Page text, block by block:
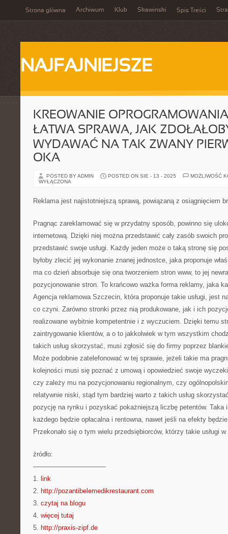
Strona główna Archiwum Klub Skawinski Spis Treści
NAJFAJNIEJSZE
KREOWANIE
ŁATWA SPRAWA, JAK
WYDAWAĆ NA TAK ZWANY
OKA
POSTED BY ADMIN POSTED ON SIE - 13 - 2025
MOŻLIWOŚĆ
WYŁĄCZONA
Reklama jest najistotniejszą sprawą, powiązaną z osiągnięciem
Pragnąc zareklamować się w przydatny sposób, powinno się
internetową. Dzięki niej można przedstawić cały zasób swoich
przedstawić swoje usługi. Każdy jeden może o taką stronę się
byłoby zlecić jej wykonanie znanej jednostce, jaka proponuje
ma co dzień absorbuje się ona tworzeniem stron www, to jej
pozycjonowanie stron. To krańcowo ważka forma reklamy, jaka
Agencja reklamowa Szczecin, która proponuje takie usługi, jest
co czyni. Zarówno stronki przez nią produkowane, jak i ich
realizowane wybitnie kompetentnie i z wyczuciem. Dzięki temu
zaintrygowanie klientów, a o to jakkolwiek w tym wszystkim
takich usług skorzystać, musi zgłosić się do firmy poprzez
Może podobnie zatelefonować w tej sprawie, jeżeli takie ma
kolejności musi się poznać z umową i opowiedzieć swoje
czy zależy mu na pozycjonowaniu regionalnym, czy
relatywnie niski, stąd tym bardziej warto z takich usług
pozycję na rynku i pozyskać pokażniejszą liczbę petentów. Taka
każdego będzie opłacalna i rentowna, nawet jeśli na efekty
Przekonało się o tym wielu przedsiębiorców, którzy takie usługi
źródło:
———————————
1. link
2. http://pozantibelemedikrestaurant.com
3. czytaj na blogu
4. więcej tutaj
5. http://praxis-zipf.de